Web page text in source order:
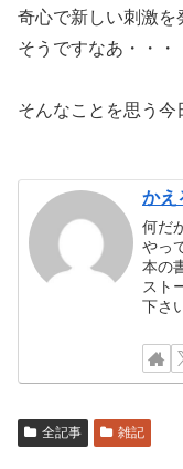
奇心で新しい刺激を
そうですなあ・・・
そんなことを思う今
かえ
何だ
やっ
本の
スト
下さ
全記事 雑記